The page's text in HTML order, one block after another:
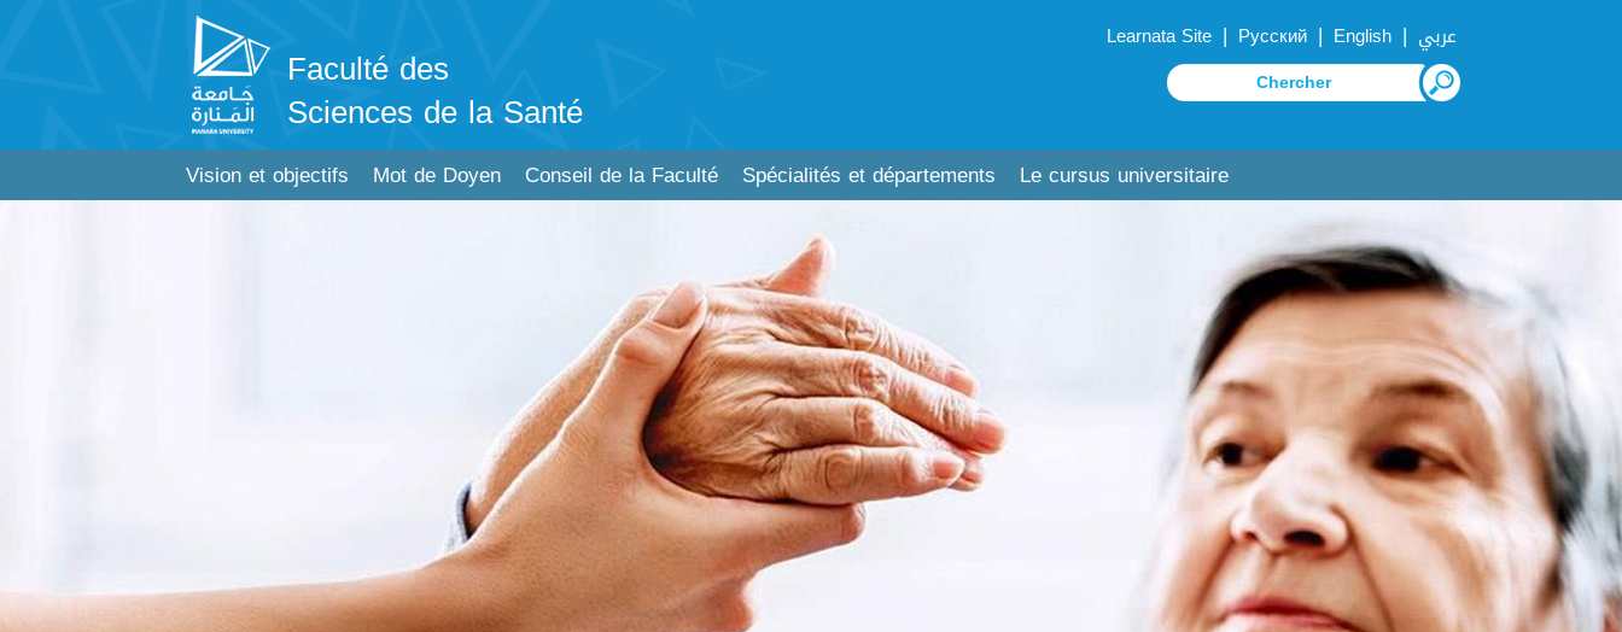
Faculté des
Sciences de la Santé
Learnata Site | Русский | English | عربي
Vision et objectifs Mot de Doyen Conseil de la Faculté Spécialités et départements Le cursus universitaire